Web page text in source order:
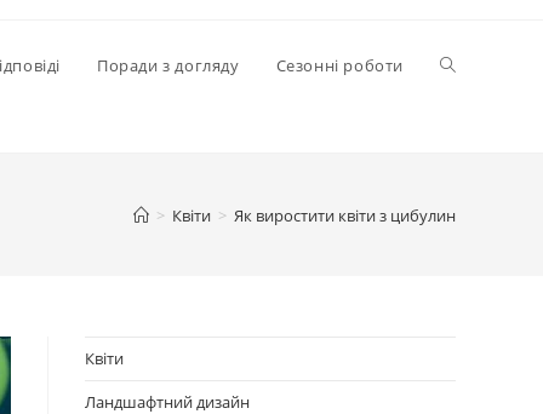
Поради з догляду Сезонні роботи Перемкнути
> Квіти > Як виростити квіти з цибулин
Квіти
Ландшафтний дизайн